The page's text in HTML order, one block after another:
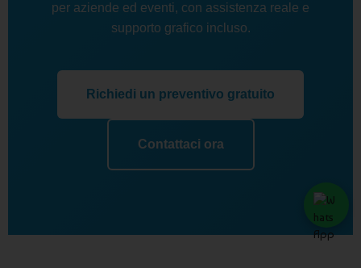
per aziende ed eventi, con assistenza reale e
supporto grafico incluso.
Richiedi un preventivo gratuito
Contattaci ora